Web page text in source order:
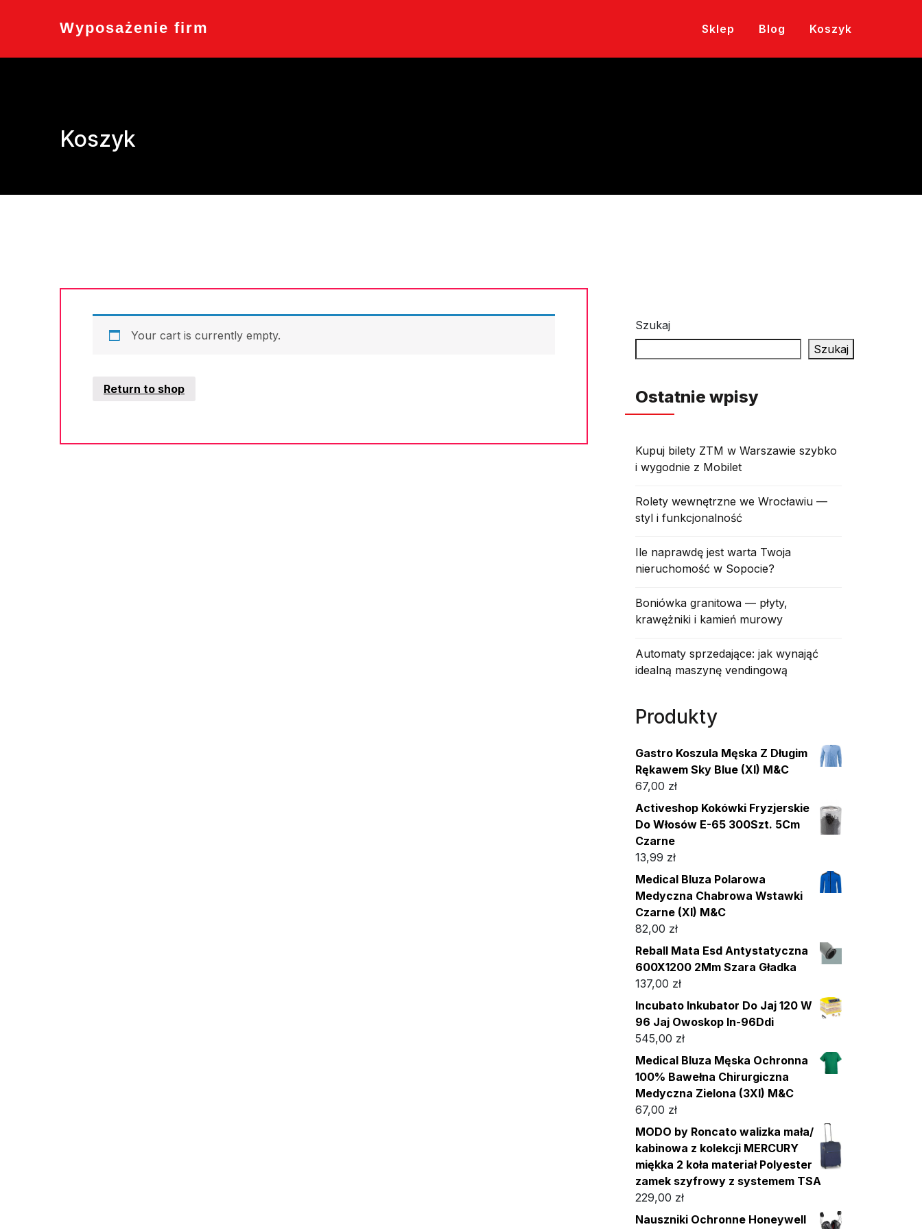
Wyposażenie firm Sklep Blog Koszyk
Koszyk
Your cart is currently empty.
Return to shop
Szukaj
Szukaj
Ostatnie wpisy
Kupuj bilety ZTM w Warszawie szybko
i wygodnie z Mobilet
Rolety wewnętrzne we Wrocławiu —
styl i funkcjonalność
Ile naprawdę jest warta Twoja
nieruchomość w Sopocie?
Boniówka granitowa — płyty,
krawężniki i kamień murowy
Automaty sprzedające: jak wynająć
idealną maszynę vendingową
Produkty
Gastro Koszula Męska Z Długim
Rękawem Sky Blue (Xl) M&C
67,00 zł
Activeshop Kokówki Fryzjerskie
Do Włosów E-65 300Szt. 5Cm
Czarne
13,99 zł
Medical Bluza Polarowa
Medyczna Chabrowa Wstawki
Czarne (Xl) M&C
82,00 zł
Reball Mata Esd Antystatyczna
600X1200 2Mm Szara Gładka
137,00 zł
Incubato Inkubator Do Jaj 120 W
96 Jaj Owoskop In-96Ddi
545,00 zł
Medical Bluza Męska Ochronna
100% Bawełna Chirurgiczna
Medyczna Zielona (3Xl) M&C
67,00 zł
MODO by Roncato walizka mała/
kabinowa z kolekcji MERCURY
miękka 2 koła materiał Polyester
zamek szyfrowy z systemem TSA
229,00 zł
Nauszniki Ochronne Honeywell